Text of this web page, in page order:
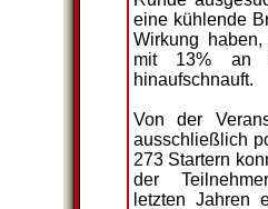
eine kühlende
Wirkung
mit 13% an
hinaufschnauft.
Von der
ausschließlich
273 Startern
der
letzten Jahren